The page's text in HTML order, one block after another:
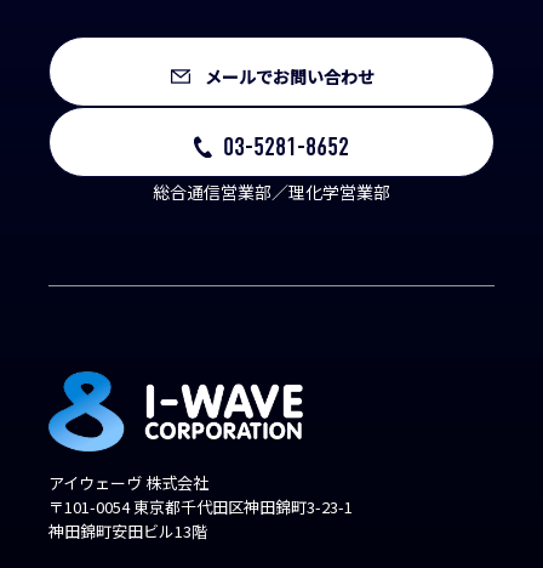
メールでお問い合わせ
03-5281-8652
総合通信営業部／理化学営業部
アイウェーヴ 株式会社
〒101-0054 東京都千代田区神田錦町3-23-1
神田錦町安田ビル13階